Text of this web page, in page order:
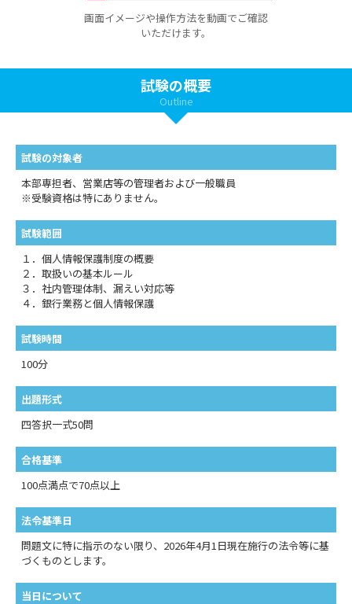
画面イメージや操作方法を動画でご確認
いただけます。
試験の概要
Outline
試験の対象者
本部専担者、営業店等の管理者および一般職員
※受験資格は特にありません。
試験範囲
１．個人情報保護制度の概要
２．取扱いの基本ルール
３．社内管理体制、漏えい対応等
４．銀行業務と個人情報保護
試験時間
100分
出題形式
四答択一式50問
合格基準
100点満点で70点以上
法令基準日
問題文に特に指示のない限り、2026年4月1日現在施行の法令等に基
づくものとします。
当日について